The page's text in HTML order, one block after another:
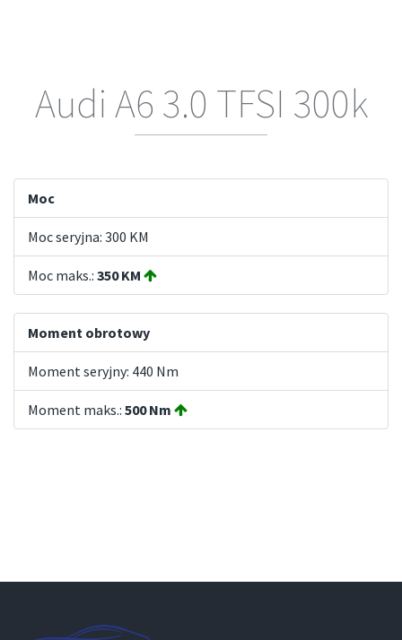
Audi A6 3.0 TFSI 300k
Moc
Moc seryjna: 300 KM
Moc maks.: 350 KM
Moment obrotowy
Moment seryjny: 440 Nm
Moment maks.: 500 Nm